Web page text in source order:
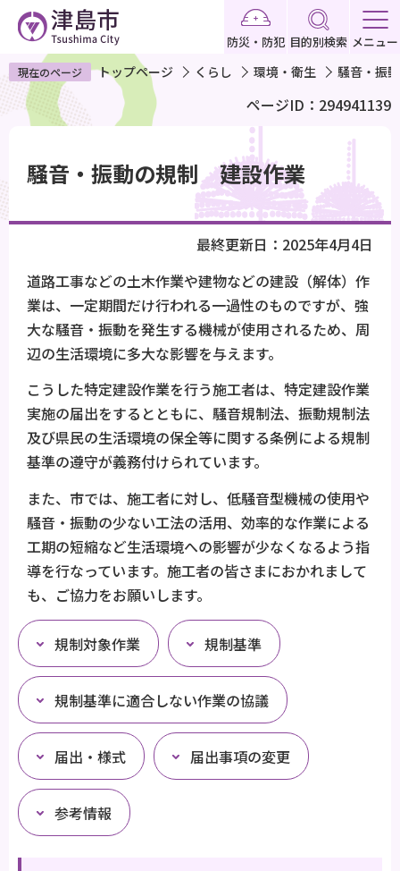
ペ
ー
ジ
頭
で
す
防災・防犯 目的別検索 メニュー
現在のページ トップページ くらし 環境・衛生 騒音・振動
ページID：294941139
騒音・振動の規制 建設作業
最終更新日：2025年4月4日
道路工事などの土木作業や建物などの建設（解体）作
業は、一定期間だけ行われる一過性のものですが、強
大な騒音・振動を発生する機械が使用されるため、周
辺の生活環境に多大な影響を与えます。
こうした特定建設作業を行う施工者は、特定建設作業
実施の届出をするとともに、騒音規制法、振動規制法
及び県民の生活環境の保全等に関する条例による規制
基準の遵守が義務付けられています。
また、市では、施工者に対し、低騒音型機械の使用や
騒音・振動の少ない工法の活用、効率的な作業による
工期の短縮など生活環境への影響が少なくなるよう指
導を行なっています。施工者の皆さまにおかれまして
も、ご協力をお願いします。
規制対象作業 規制基準
規制基準に適合しない作業の協議
届出・様式 届出事項の変更
参考情報